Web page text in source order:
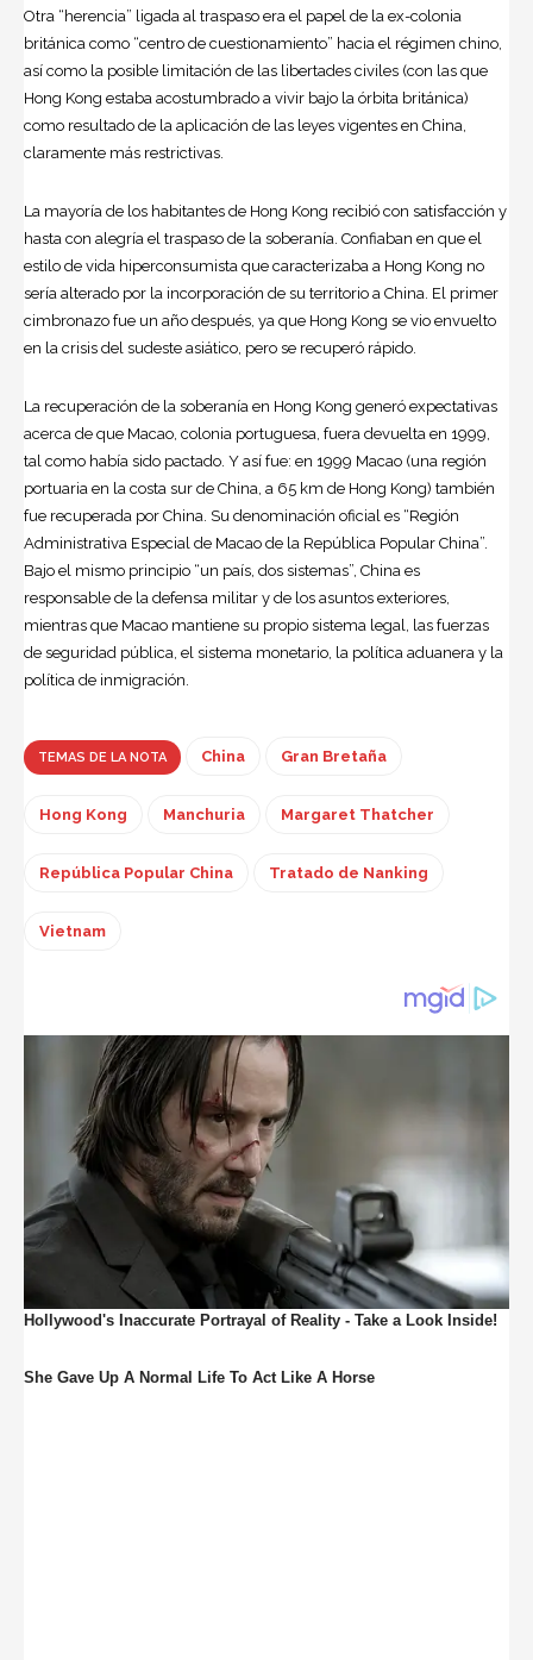
Otra “herencia” ligada al traspaso era el papel de la ex-colonia
británica como “centro de cuestionamiento” hacia el régimen chino,
así como la posible limitación de las libertades civiles (con las que
Hong Kong estaba acostumbrado a vivir bajo la órbita británica)
como resultado de la aplicación de las leyes vigentes en China,
claramente más restrictivas.
La mayoría de los habitantes de Hong Kong recibió con satisfacción y
hasta con alegría el traspaso de la soberanía. Confiaban en que el
estilo de vida hiperconsumista que caracterizaba a Hong Kong no
sería alterado por la incorporación de su territorio a China. El primer
cimbronazo fue un año después, ya que Hong Kong se vio envuelto
en la crisis del sudeste asiático, pero se recuperó rápido.
La recuperación de la soberanía en Hong Kong generó expectativas
acerca de que Macao, colonia portuguesa, fuera devuelta en 1999,
tal como había sido pactado. Y así fue: en 1999 Macao (una región
portuaria en la costa sur de China, a 65 km de Hong Kong) también
fue recuperada por China. Su denominación oficial es “Región
Administrativa Especial de Macao de la República Popular China”.
Bajo el mismo principio “un país, dos sistemas”, China es
responsable de la defensa militar y de los asuntos exteriores,
mientras que Macao mantiene su propio sistema legal, las fuerzas
de seguridad pública, el sistema monetario, la política aduanera y la
política de inmigración.
TEMAS DE LA NOTA China Gran Bretaña
Hong Kong Manchuria Margaret Thatcher
República Popular China Tratado de Nanking
Vietnam